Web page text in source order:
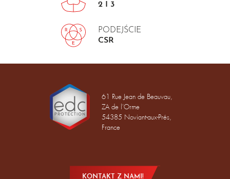
2 I 3
PODEJŚCIE
CSR
61 Rue Jean de Beauvau,
ZA de l'Orme
54385 Noviant-aux-Prés,
France
KONTAKT Z NAMI!